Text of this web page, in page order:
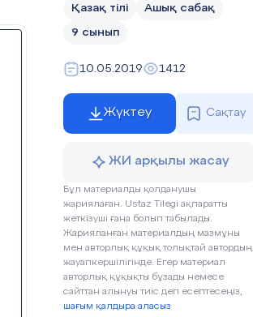
Қазақ тілі Ашық сабақ
9 сынып
10.05.2019 1412
Жүктеу Сақтау
ЖИ арқылы жасау
Бұл материалды қолданушы
жариялаған. Ustaz Tilegi ақпаратты
жеткізуші ғана болып табылады.
Жарияланған материалдың мазмұны
мен авторлық құқық толықтай автордың
жауапкершілігінде. Егер материал
авторлық құқықты бұзады немесе
сайттан алынуы тиіс деп есептесеңіз,
шағым қалдыра аласыз